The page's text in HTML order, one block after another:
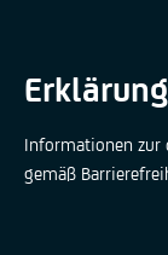
Dedizierte
Virtual
Informationen zur
gemäß